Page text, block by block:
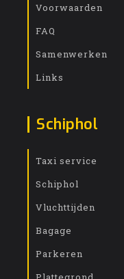
Voorwaarden
FAQ
Samenwerken
Links
Schiphol
Taxi service
Schiphol
Vluchttijden
Bagage
Parkeren